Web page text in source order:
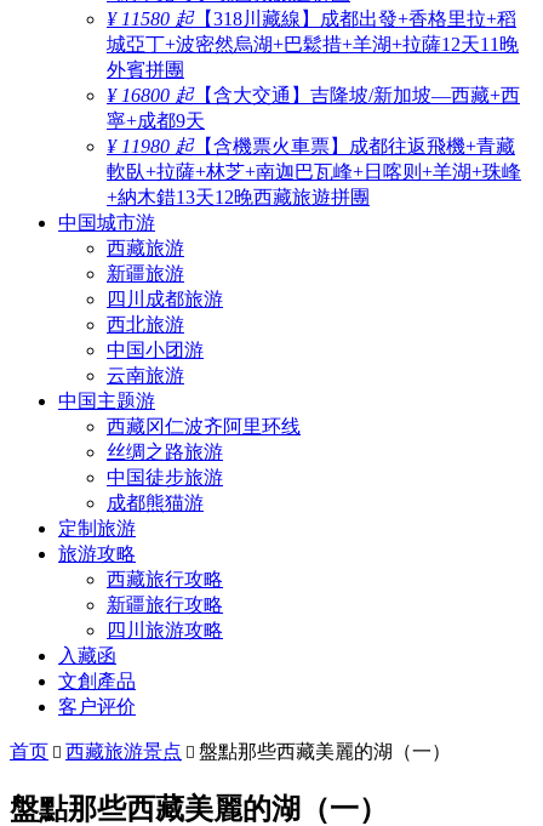
¥ 11580 起【318川藏線】成都出發+香格里拉+稻
城亞丁+波密然烏湖+巴鬆措+羊湖+拉薩12天11晚
外賓拼團
¥ 16800 起【含大交通】吉隆坡/新加坡—西藏+西
寧+成都9天
¥ 11980 起【含機票火車票】成都往返飛機+青藏
軟臥+拉薩+林芝+南迦巴瓦峰+日喀则+羊湖+珠峰
+納木錯13天12晚西藏旅遊拼團
中国城市游
西藏旅游
新疆旅游
四川成都旅游
西北旅游
中国小团游
云南旅游
中国主题游
西藏冈仁波齐阿里环线
丝绸之路旅游
中国徒步旅游
成都熊猫游
定制旅游
旅游攻略
西藏旅行攻略
新疆旅行攻略
四川旅游攻略
入藏函
文創產品
客户评价
首页  西藏旅游景点  盤點那些西藏美麗的湖（一）
盤點那些西藏美麗的湖（一）